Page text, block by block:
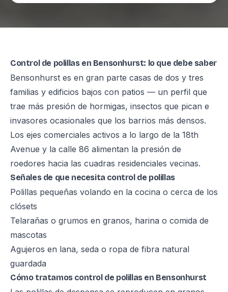
Control de polillas en Bensonhurst: lo que debe saber
Bensonhurst es en gran parte casas de dos y tres
familias y edificios bajos con patios — un perfil que
trae más presión de hormigas, insectos que pican e
invasores ocasionales que los barrios más densos.
Los ejes comerciales activos a lo largo de la 18th
Avenue y la calle 86 alimentan la presión de
roedores hacia las cuadras residenciales vecinas.
Señales de que necesita control de polillas
Polillas pequeñas volando en la cocina o cerca de los
clósets
Telarañas o grumos en granos, harina o comida de
mascotas
Agujeros en lana, seda o ropa de fibra natural
guardada
Cómo tratamos control de polillas en Bensonhurst